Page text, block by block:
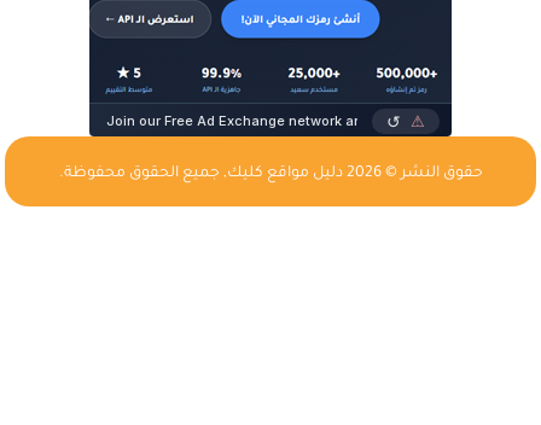
حقوق النشر © 2026 دليل مواقع كليك, جميع الحقوق محفوظة.